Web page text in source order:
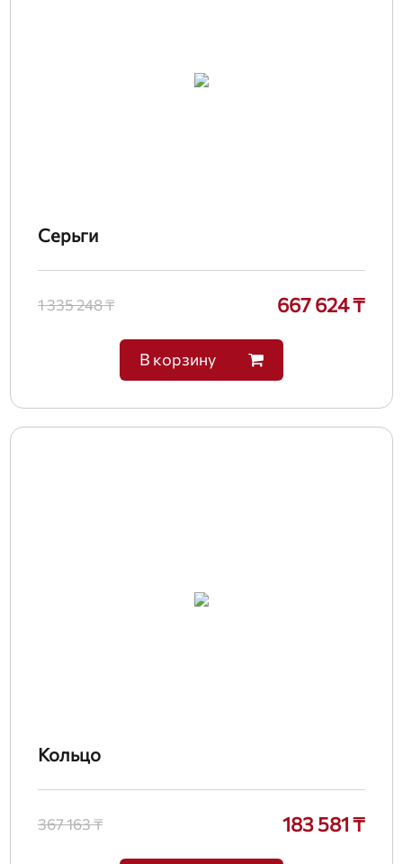
Серьги
1 335 248 ₸ 667 624 ₸
В корзину
Кольцо
367 163 ₸ 183 581 ₸